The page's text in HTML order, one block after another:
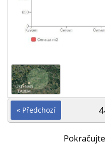
« Předchozí